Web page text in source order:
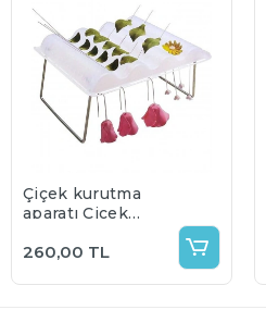
Çiçek kurutma
aparatı Çiçek
260,00 TL